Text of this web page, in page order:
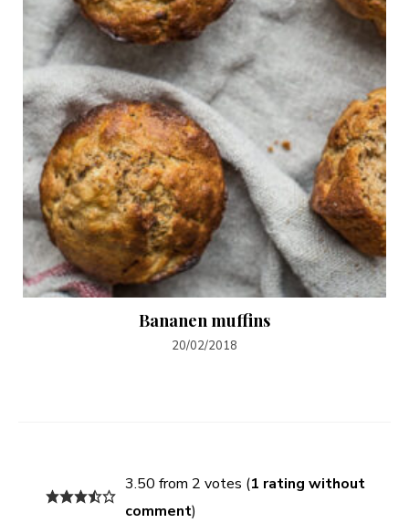
Bananen muffins
20/02/2018
3.50 from 2 votes (1 rating without
comment)